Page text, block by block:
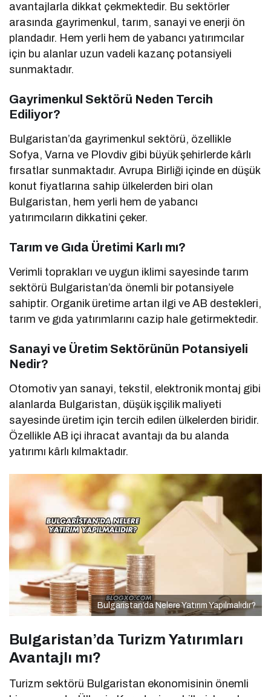
avantajlarla dikkat çekmektedir. Bu sektörler
arasında gayrimenkul, tarım, sanayi ve enerji ön
plandadır. Hem yerli hem de yabancı yatırımcılar
için bu alanlar uzun vadeli kazanç potansiyeli
sunmaktadır.
Gayrimenkul Sektörü Neden Tercih
Ediliyor?
Bulgaristan’da gayrimenkul sektörü, özellikle
Sofya, Varna ve Plovdiv gibi büyük şehirlerde kârlı
fırsatlar sunmaktadır. Avrupa Birliği içinde en düşük
konut fiyatlarına sahip ülkelerden biri olan
Bulgaristan, hem yerli hem de yabancı
yatırımcıların dikkatini çeker.
Tarım ve Gıda Üretimi Karlı mı?
Verimli toprakları ve uygun iklimi sayesinde tarım
sektörü Bulgaristan’da önemli bir potansiyele
sahiptir. Organik üretime artan ilgi ve AB destekleri,
tarım ve gıda yatırımlarını cazip hale getirmektedir.
Sanayi ve Üretim Sektörünün Potansiyeli
Nedir?
Otomotiv yan sanayi, tekstil, elektronik montaj gibi
alanlarda Bulgaristan, düşük işçilik maliyeti
sayesinde üretim için tercih edilen ülkelerden biridir.
Özellikle AB içi ihracat avantajı da bu alanda
yatırımı kârlı kılmaktadır.
Bulgaristan’da Nelere Yatırım Yapılmalıdır?
Bulgaristan’da Turizm Yatırımları
Avantajlı mı?
Turizm sektörü Bulgaristan ekonomisinin önemli